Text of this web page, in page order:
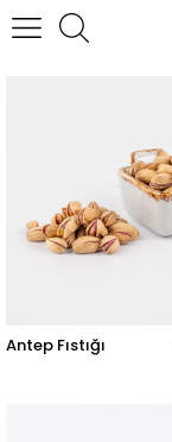
Anasayfa
Antep Fıstığı